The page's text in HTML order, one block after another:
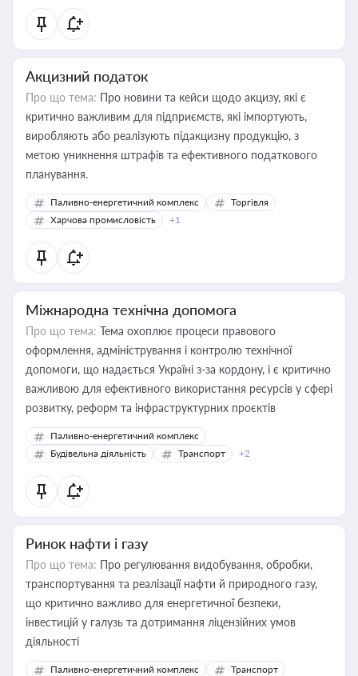
Акцизний податок
Про що тема: Про новини та кейси щодо акцизу, які є
критично важливим для підприємств, які імпортують,
виробляють або реалізують підакцизну продукцію, з
метою уникнення штрафів та ефективного податкового
планування.
Паливно-енергетичний комплекс
Торгівля
Харчова промисловість
+1
Міжнародна технічна допомога
Про що тема: Тема охоплює процеси правового
оформлення, адміністрування і контролю технічної
допомоги, що надається Україні з-за кордону, і є критично
важливою для ефективного використання ресурсів у сфері
розвитку, реформ та інфраструктурних проєктів
Паливно-енергетичний комплекс
Будівельна діяльність
Транспорт +2
Ринок нафти і газу
Про що тема: Про регулювання видобування, обробки,
транспортування та реалізації нафти й природного газу,
що критично важливо для енергетичної безпеки,
інвестицій у галузь та дотримання ліцензійних умов
діяльності
Паливно-енергетичний комплекс
Транспорт